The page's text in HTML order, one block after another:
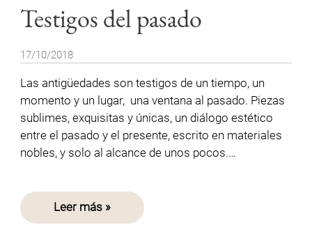
Testigos del pasado
17/10/2018
Las antigüedades son testigos de un tiempo, un
momento y un lugar, una ventana al pasado. Piezas
sublimes, exquisitas y únicas, un diálogo estético
entre el pasado y el presente, escrito en materiales
nobles, y solo al alcance de unos pocos.…
Leer más »